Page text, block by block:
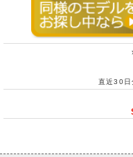
直近30日